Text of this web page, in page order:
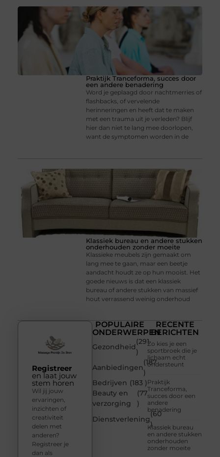
Praktijk Tranceforma, succes door
een andere benadering
Word je geplaagd door nachtmerries of
flashbacks, of vervelende
herinneringen en heeft dat te maken
met een trauma uit je verleden? Blijf
hier dan niet te lang mee doorlopen,
want de symptomen worden in de
Klassiek bureau en andere stukken
onderhouden zonder moeite
Klassieke meubels zijn gemaakt om
lang mee te gaan, maar een beetje
aandacht houdt ze op hun mooist. Het
goede nieuws is dat een klassiek
bureau of andere stukken van massief
hout verrassend weinig onderhoud
POPULAIRE
ONDERWERPEN
Gezondheid
(291
)
Aanbiedingen
(187
)
Bedrijven (183 )
Beauty en
verzorging
(77
)
Dienstverlening
(60
)
RECENTE
BERICHTEN
Zo kies je een
sportbroek die je
lichaam echt
ondersteunt
Praktijk
Tranceforma,
succes door een
andere
benadering
Klassiek bureau
en andere stukken
onderhouden
zonder moeite
Registreer
en laat jouw
stem horen
Wil jij jouw
ervaringen,
inzichten of
creativiteit
delen met
anderen?
Registreer je
dan als